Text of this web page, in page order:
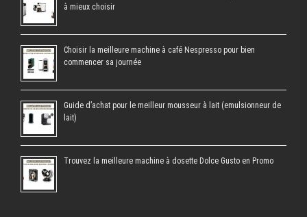
à mieux choisir
Choisir la meilleure machine à café Nespresso pour bien
commencer sa journée
Guide d’achat pour le meilleur mousseur à lait (emulsionneur de
lait)
Trouvez la meilleure machine à dosette Dolce Gusto en Promo